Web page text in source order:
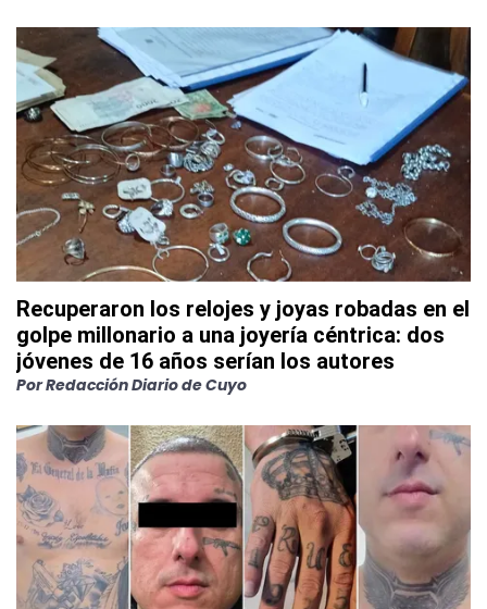
Recuperaron los relojes y joyas robadas en el
golpe millonario a una joyería céntrica: dos
jóvenes de 16 años serían los autores
PorRedacción Diario de Cuyo